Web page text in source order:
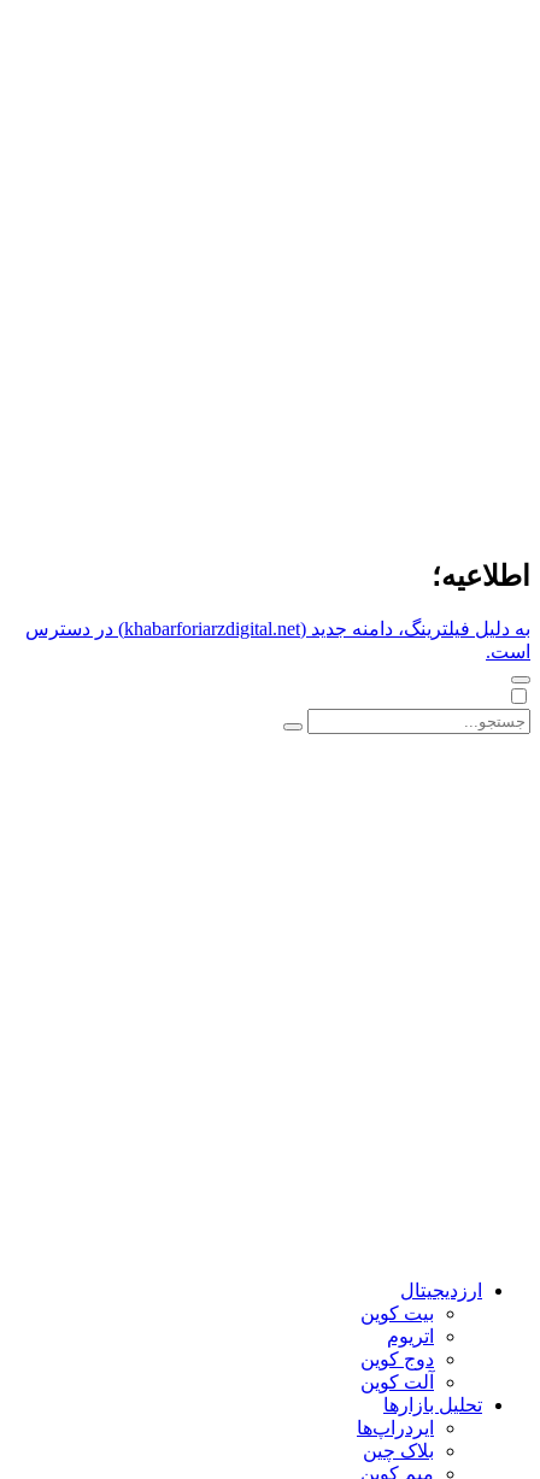
اطلاعیه؛
به دلیل فیلترینگ، دامنه جدید (khabarforiarzdigital.net) در دسترس
است.
ارزدیجیتال
بیت کوین
اتریوم
دوج کوین
آلت کوین
تحلیل بازارها
ایردراپ‌ها
بلاک چین
میم کوین‌